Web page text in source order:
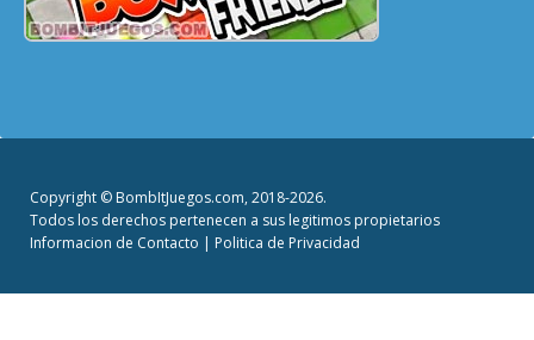
Copyright © BombItJuegos.com, 2018-2026.
Todos los derechos pertenecen a sus legitimos propietarios
Informacion de Contacto | Politica de Privacidad